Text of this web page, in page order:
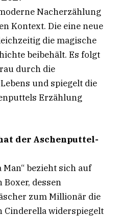
Nacherzählung
Kontext. Die eine neue
die magische
beibehält. Es folgt
durch die
und spiegelt die
Erzählung
der Aschenputtel-
bezieht sich auf
Boxer, dessen
zum Millionär die
Cinderella widerspiegelt